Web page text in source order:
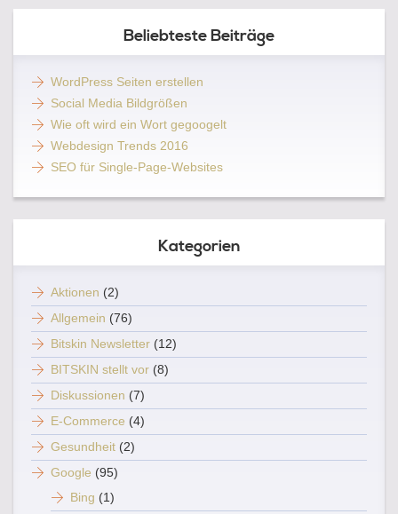
Beliebteste Beiträge
WordPress Seiten erstellen
Social Media Bildgrößen
Wie oft wird ein Wort gegoogelt
Webdesign Trends 2016
SEO für Single-Page-Websites
Kategorien
Aktionen (2)
Allgemein (76)
Bitskin Newsletter (12)
BITSKIN stellt vor (8)
Diskussionen (7)
E-Commerce (4)
Gesundheit (2)
Google (95)
Bing (1)